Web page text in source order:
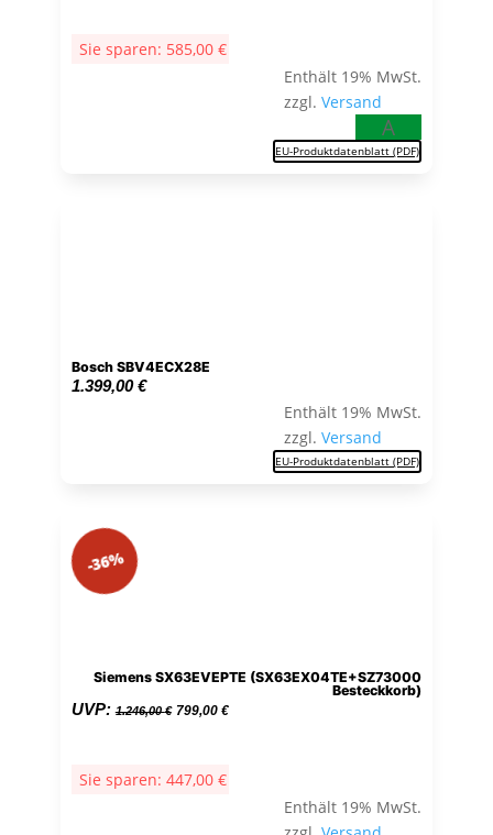
1.334,00 €
Sie sparen: 585,00 €
Enthält 19% MwSt.
zzgl.Versand
A
EU-Produktdatenblatt (PDF)
Bosch SBV4ECX28E
1.399,00€
Enthält 19% MwSt.
zzgl.Versand
EU-Produktdatenblatt (PDF)
Siemens SX63EVEPTE (SX63EX04TE+SZ73000
Besteckkorb)
UVP: 1.246,00€ Ursprünglicher
1.246,00 €
799,00 €Aktueller
Sie sparen: 447,00 €
Enthält 19% MwSt.
-36%